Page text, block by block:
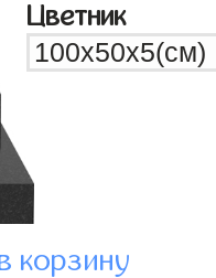
Цветник
корзину